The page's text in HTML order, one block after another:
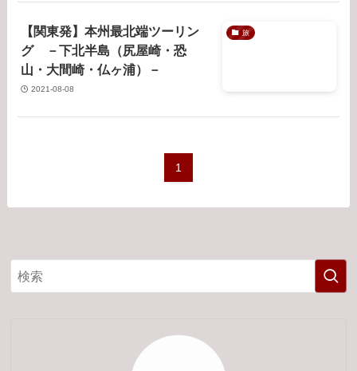
旅
【関東発】本州最北端ツーリン
グ －下北半島（尻屋崎・恐
山・大間崎・仏ヶ浦）－
2021-08-08
1